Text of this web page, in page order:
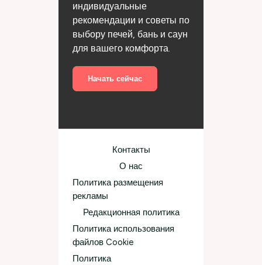
индивидуальные
рекомендации и советы по
выбору печей, бань и саун
для вашего комфорта.
Начать сейчас
Контакты
О нас
Политика размещения
рекламы
Редакционная политика
Политика использования
файлов Cookie
Политика